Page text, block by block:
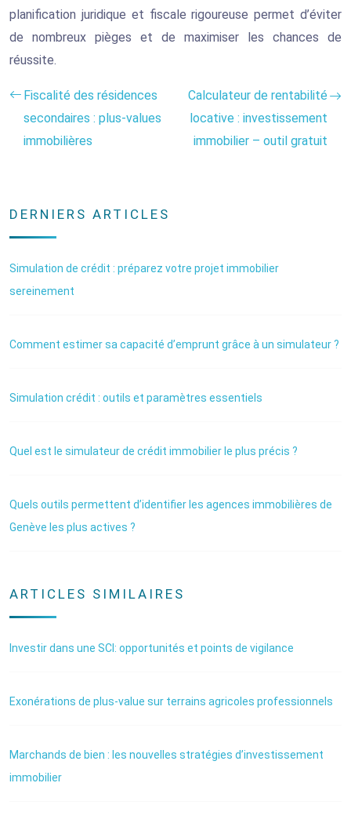
planification juridique et fiscale rigoureuse permet d’éviter
de nombreux pièges et de maximiser les chances de
réussite.
Fiscalité des résidences
secondaires : plus-values
immobilières
Calculateur de rentabilité
locative : investissement
immobilier – outil gratuit
DERNIERS ARTICLES
Simulation de crédit : préparez votre projet immobilier
sereinement
Comment estimer sa capacité d’emprunt grâce à un simulateur ?
Simulation crédit : outils et paramètres essentiels
Quel est le simulateur de crédit immobilier le plus précis ?
Quels outils permettent d’identifier les agences immobilières de
Genève les plus actives ?
ARTICLES SIMILAIRES
Investir dans une SCI: opportunités et points de vigilance
Exonérations de plus-value sur terrains agricoles professionnels
Marchands de bien : les nouvelles stratégies d’investissement
immobilier